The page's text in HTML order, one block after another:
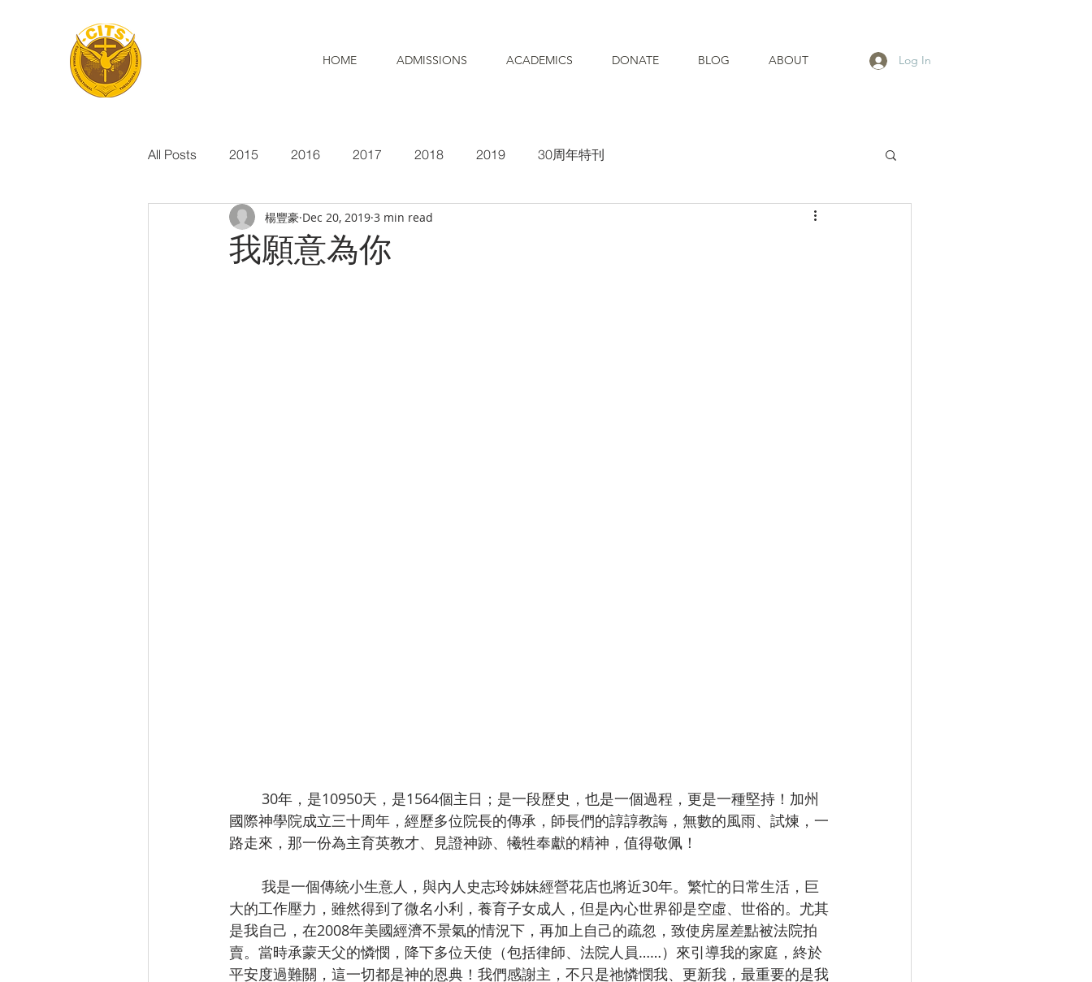
HOME ADMISSIONS ACADEMICS DONATE BLOG ABOUT Log In
All Posts 2015 2016 2017 2018 2019 30周年特刊
我願意為你
楊豐豪 Dec 20, 2019 3 min read
國際神學院成立三十周年，經歷多位院長的傳承，師長們的諄諄教誨，無數的風雨、試煉，一
路走來，那一份為主育英教才、見證神跡、犧牲奉獻的精神，值得敬佩！
大的工作壓力，雖然得到了微名小利，養育子女成人，但是內心世界卻是空虛、世俗的。尤其
是我自己，在2008年美國經濟不景氣的情況下，再加上自己的疏忽，致使房屋差點被法院拍
賣。當時承蒙天父的憐憫，降下多位天使（包括律師、法院人員……）來引導我的家庭，終於
平安度過難關，這一切都是神的恩典！我們感謝主，不只是祂憐憫我、更新我，最重要的是我